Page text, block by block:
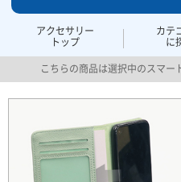
アクセサリー
トップ
カテ
に
こちらの商品は選択中のスマー